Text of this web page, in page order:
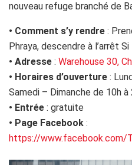
nouveau refuge branché de
• Comment s’y rendre :
Phraya, descendre à l’arrêt
• Adresse : Warehouse 30,
• Horaires d’ouverture :
Samedi – Dimanche de 10h à
• Entrée : gratuite
• Page Facebook :
https://www.facebook.com/